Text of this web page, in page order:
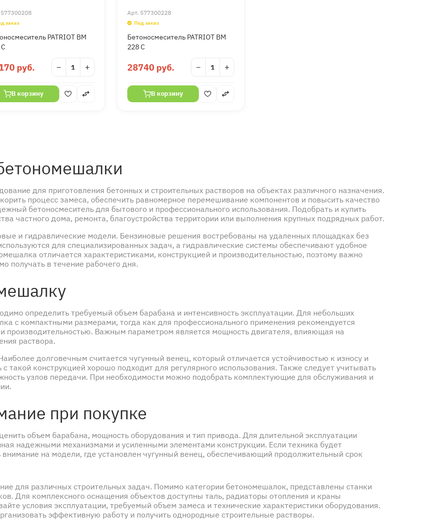
577300208
заказ
PATRIOT BM
руб. − +
В корзину
Арт. 577300228
Под заказ
Бетоносмеситель PATRIOT BM
228 C
28740 руб. − +
В корзину
для приготовления бетонных и строительных растворов на объектах различного назначения.
процесс замеса, обеспечить равномерное перемешивание компонентов и повысить качество
бетоносмеситель для бытового и профессионального использования. Подобрать и купить
частного дома, ремонта, благоустройства территории или выполнения крупных подрядных работ.
и гидравлические модели. Бензиновые решения востребованы на удаленных площадках без
для специализированных задач, а гидравлические системы обеспечивают удобное
отличается характеристиками, конструкцией и производительностью, поэтому важно
получать в течение рабочего дня.
определить требуемый объем барабана и интенсивность эксплуатации. Для небольших
с компактными размерами, тогда как для профессионального применения рекомендуется
производительностью. Важным параметром является мощность двигателя, влияющая на
раствора.
долговечным считается чугунный венец, который отличается устойчивостью к износу и
такой конструкцией хорошо подходит для регулярного использования. Также следует учитывать
узлов передачи. При необходимости можно подобрать комплектующие для обслуживания и
при покупке
объем барабана, мощность оборудования и тип привода. Для длительной эксплуатации
надежными механизмами и усиленными элементами конструкции. Если техника будет
внимание на модели, где установлен чугунный венец, обеспечивающий продолжительный срок
для различных строительных задач. Помимо категории бетономешалок, представлены станки
Для комплексного оснащения объектов доступны таль, радиаторы отопления и краны
условия эксплуатации, требуемый объем замеса и технические характеристики оборудования.
эффективную работу и получить однородные строительные растворы.